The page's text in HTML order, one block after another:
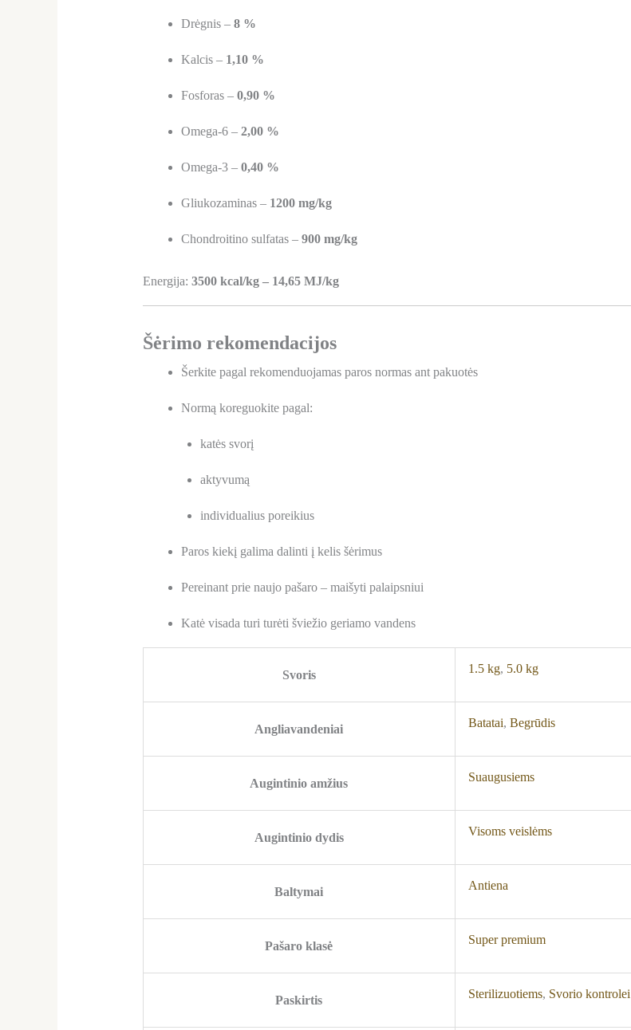
Drėgnis – 8 %
Kalcis – 1,10 %
Fosforas – 0,90 %
Omega-6 – 2,00 %
Omega-3 – 0,40 %
Gliukozaminas – 1200 mg/kg
Chondroitino sulfatas – 900 mg/kg
Energija: 3500 kcal/kg – 14,65 MJ/kg
Šėrimo rekomendacijos
Šerkite pagal rekomenduojamas paros normas ant pakuotės
Normą koreguokite pagal:
katės svorį
aktyvumą
individualius poreikius
Paros kiekį galima dalinti į kelis šėrimus
Pereinant prie naujo pašaro – maišyti palaipsniui
Katė visada turi turėti šviežio geriamo vandens
Svoris 1.5 kg, 5.0 kg
Angliavandeniai Batatai, Begrūdis
Augintinio amžius Suaugusiems
Augintinio dydis Visoms veislėms
Baltymai Antiena
Pašaro klasė Super premium
Paskirtis Sterilizuotiems, Svorio kontrolei